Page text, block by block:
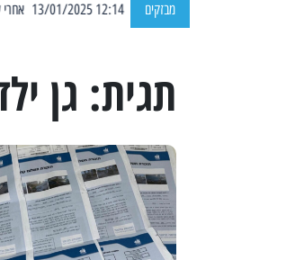
מבזקים
תגית: גן